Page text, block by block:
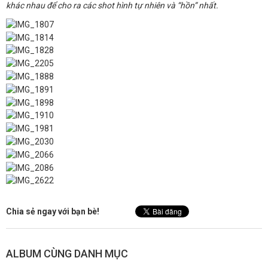
khác nhau để cho ra các shot hình tự nhiên và “hồn” nhất.
Chia sẻ ngay với bạn bè!
ALBUM CÙNG DANH MỤC